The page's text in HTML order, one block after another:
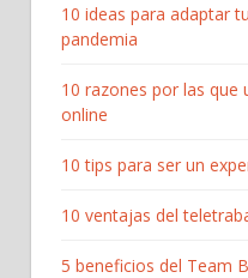
10 ideas para adaptar
pandemia
10 razones por las que
online
10 tips para ser un
10 ventajas del
5 beneficios del Team